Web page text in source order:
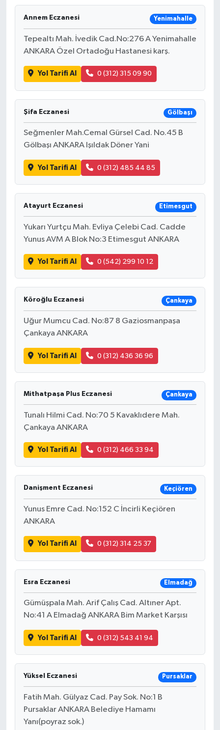
Annem Eczanesi Yenimahalle
Tepealtı Mah. İvedik Cad.No:276 A Yenimahalle
ANKARA Özel Ortadoğu Hastanesi karş.
Yol Tarifi Al 0 (312) 315 09 90
Şifa Eczanesi Gölbaşı
Seğmenler Mah.Cemal Gürsel Cad. No.45 B
Gölbaşı ANKARA Işıldak Döner Yani
Yol Tarifi Al 0 (312) 485 44 85
Atayurt Eczanesi Etimesgut
Yukarı Yurtçu Mah. Evliya Çelebi Cad. Cadde
Yunus AVM A Blok No:3 Etimesgut ANKARA
Yol Tarifi Al 0 (542) 299 10 12
Köroğlu Eczanesi Çankaya
Uğur Mumcu Cad. No:87 8 Gaziosmanpaşa
Çankaya ANKARA
Yol Tarifi Al 0 (312) 436 36 96
Mithatpaşa Plus Eczanesi Çankaya
Tunalı Hilmi Cad. No:70 5 Kavaklıdere Mah.
Çankaya ANKARA
Yol Tarifi Al 0 (312) 466 33 94
Danişment Eczanesi Keçiören
Yunus Emre Cad. No:152 C İncirli Keçiören
ANKARA
Yol Tarifi Al 0 (312) 314 25 37
Esra Eczanesi Elmadağ
Gümüşpala Mah. Arif Çalış Cad. Altıner Apt.
No:41 A Elmadağ ANKARA Bim Market Karşısı
Yol Tarifi Al 0 (312) 543 41 94
Yüksel Eczanesi Pursaklar
Fatih Mah. Gülyaz Cad. Pay Sok. No:1 B
Pursaklar ANKARA Belediye Hamamı
Yanı(poyraz sok.)